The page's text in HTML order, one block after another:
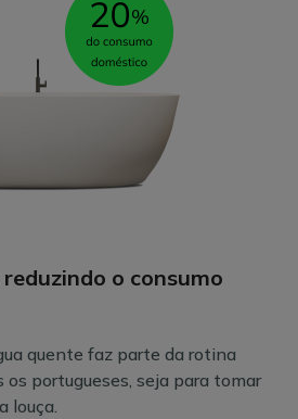
o consumo
quente faz parte da rotina
os portugueses, seja para tomar
louça.